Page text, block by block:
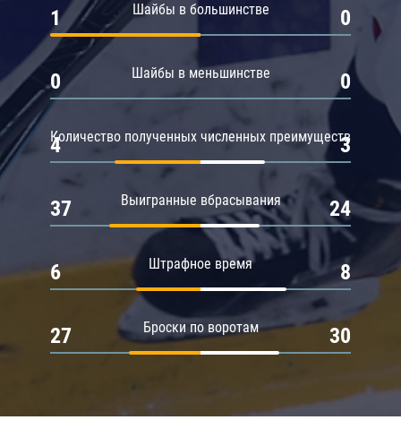
Шайбы в большинстве
1 0
Шайбы в меньшинстве
0 0
Количество полученных численных преимуществ
4 3
Выигранные вбрасывания
37 24
Штрафное время
6 8
Броски по воротам
27 30